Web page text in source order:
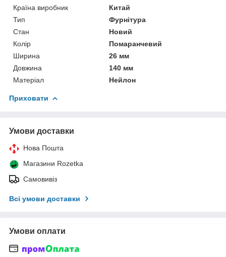
Країна виробник
Китай
Тип
Фурнітура
Стан
Новий
Колір
Помаранчевий
Ширина
26 мм
Довжина
140 мм
Матеріал
Нейлон
Приховати
Умови доставки
Нова Пошта
Магазини Rozetka
Самовивіз
Всі умови доставки
Умови оплати